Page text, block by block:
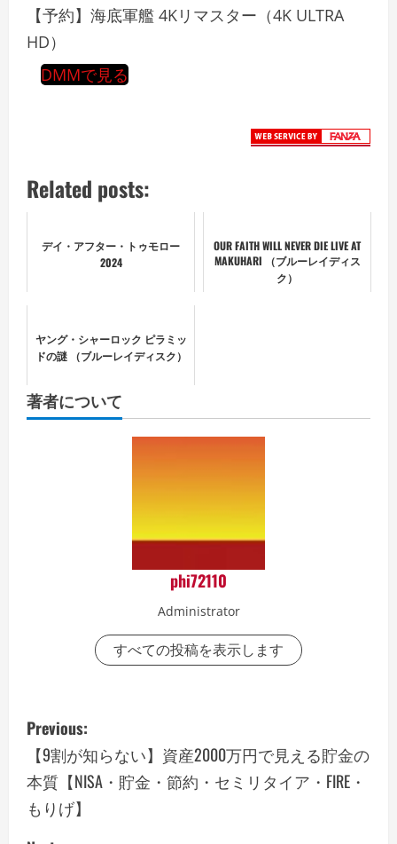
【予約】海底軍艦 4Kリマスター（4K ULTRA
HD）
DMMで見る
Related posts:
デイ・アフター・トゥモロー
2024
OUR FAITH WILL NEVER DIE LIVE AT
MAKUHARI （ブルーレイディス
ク）
ヤング・シャーロック ピラミッ
ドの謎 （ブルーレイディスク）
著者について
phi72110
Administrator
すべての投稿を表示します
P
o
s
t
Previous:
【9割が知らない】資産2000万円で見える貯金の
本質【NISA・貯金・節約・セミリタイア・FIRE・
もりげ】